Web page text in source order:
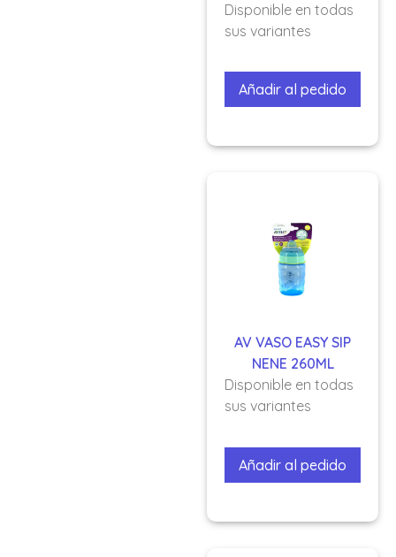
Disponible en todas
sus variantes
Añadir al pedido
AV VASO EASY SIP
NENE 260ML
Disponible en todas
sus variantes
Añadir al pedido